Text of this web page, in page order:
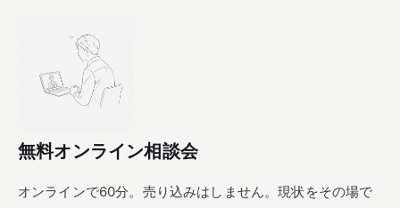
無料オンライン相談会
オンラインで60分。売り込みはしません。現状をその場で